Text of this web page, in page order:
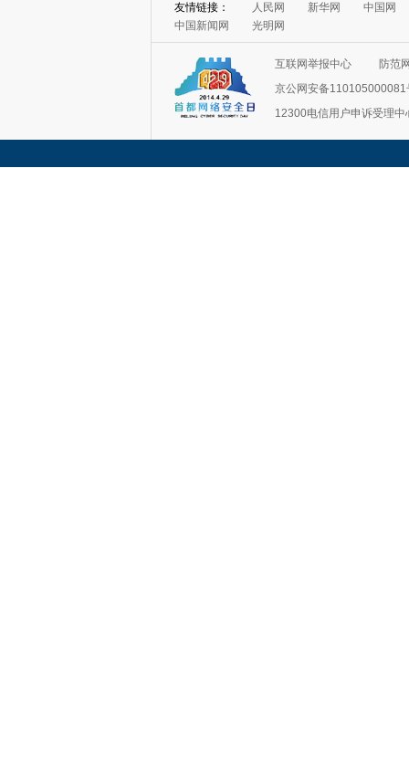
友情链接： 人民网 新华网
中国网
中国新闻网
光明网
互联网举报中心
防范
京公网安备110105000081
12300电信用户申诉受理中